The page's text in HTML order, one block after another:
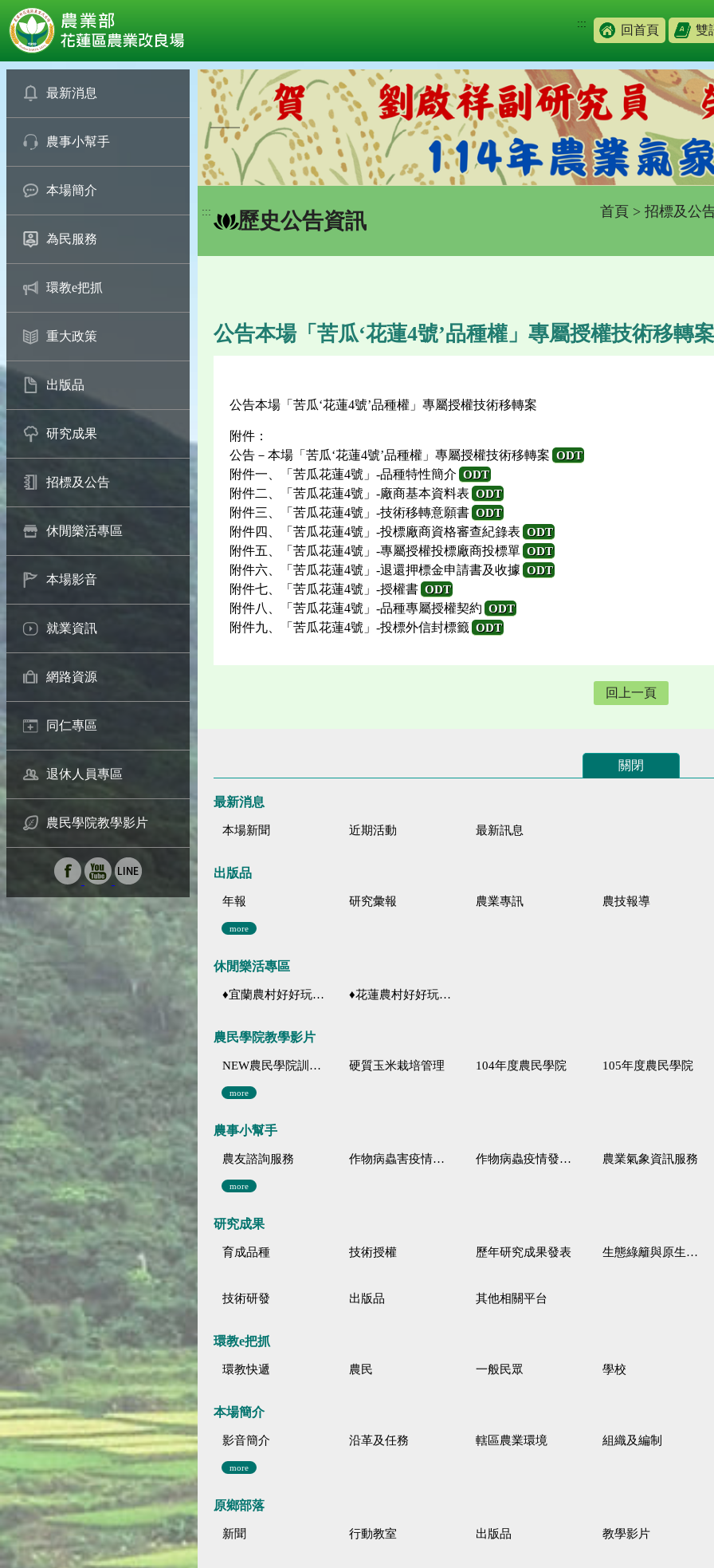
::: 回首頁 雙
最新消息
農事小幫手
本場簡介
為民服務
環教e把抓
重大政策
出版品
研究成果
招標及公告
休閒樂活專區
本場影音
就業資訊
網路資源
同仁專區
退休人員專區
農民學院教學影片
::: 歷史公告資訊 首頁 > 招標及公
公告本場「苦瓜‘花蓮4號’品種權」專屬授權技術移轉案
公告本場「苦瓜‘花蓮4號’品種權」專屬授權技術移轉案
附件：
公告－本場「苦瓜‘花蓮4號’品種權」專屬授權技術移轉案 ODT
附件一、「苦瓜花蓮4號」-品種特性簡介 ODT
附件二、「苦瓜花蓮4號」-廠商基本資料表 ODT
附件三、「苦瓜花蓮4號」-技術移轉意願書 ODT
附件四、「苦瓜花蓮4號」-投標廠商資格審查紀錄表 ODT
附件五、「苦瓜花蓮4號」-專屬授權投標廠商投標單 ODT
附件六、「苦瓜花蓮4號」-退還押標金申請書及收據 ODT
附件七、「苦瓜花蓮4號」-授權書 ODT
附件八、「苦瓜花蓮4號」-品種專屬授權契約 ODT
附件九、「苦瓜花蓮4號」-投標外信封標籤 ODT
回上一頁
關閉
最新消息
本場新聞 近期活動 最新訊息
出版品
年報 研究彙報 農業專訊 農技報導
more
休閒樂活專區
♦宜蘭農村好好玩 ♦「農、藝、山、水」四條遊程推薦 ♦花蓮農村好好玩♦「原、生、慢、活」四條遊程推薦
農民學院教學影片
NEW農民學院訓練影音分類 硬質玉米栽培管理 104年度農民學院 105年度農民學院
more
農事小幫手
農友諮詢服務 作物病蟲害疫情警報 作物病蟲疫情發生預測 農業氣象資訊服務
more
研究成果
育成品種 技術授權 歷年研究成果發表 生態綠籬與原生野花植生毯
技術研發 出版品 其他相關平台
環教e把抓
環教快遞 農民 一般民眾 學校
本場簡介
影音簡介 沿革及任務 轄區農業環境 組織及編制
more
原鄉部落
新聞 行動教室 出版品 教學影片